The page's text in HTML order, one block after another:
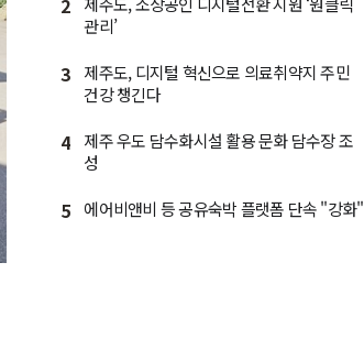
2
관리’
3
제주도, 디지털 혁신으로 의료취약지 주민
건강 챙긴다
4
제주 우도 담수화시설 활용 문화 담수장 조
성
5 에어비앤비 등 공유숙박 플랫폼 단속 "강화"